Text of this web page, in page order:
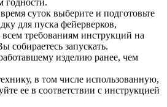
суток выберите и подготовьте
для пуска фейерверков,
требованиям инструкций на
собираетесь запускать.
изделию ранее, чем
в том числе использованную,
ее в соответствии с инструкцией